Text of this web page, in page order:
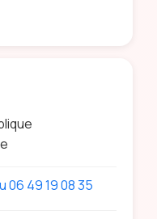
06 49 19 08 35